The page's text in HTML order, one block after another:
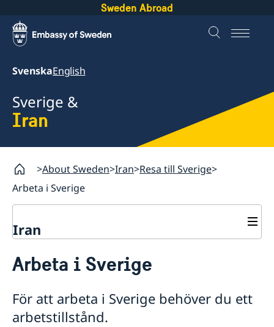
Sweden Abroad
SvenskaEnglish
Sverige &
Iran
About Sweden Iran Resa till Sverige
Arbeta i Sverige
Iran
Boka tid
Allmän information Schengenvisum
Dokument som krävs
Flytta till någon i Sverige
Studera i Sverige
Arbeta i Sverige
För att arbeta i Sverige behöver du ett
arbetstillstånd.